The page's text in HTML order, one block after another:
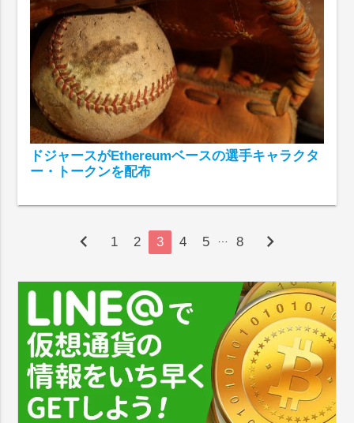
ドジャースがEthereumベースの選手キャラクタ
ー・トークンを配布
chevron_left 1 2 3 4 5 8 chevron_right